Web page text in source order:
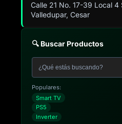
Calle 21 No. 17-39 Local 4
Valledupar, Cesar
🔍 Buscar Productos
Populares:
Smart TV
PS5
Inverter